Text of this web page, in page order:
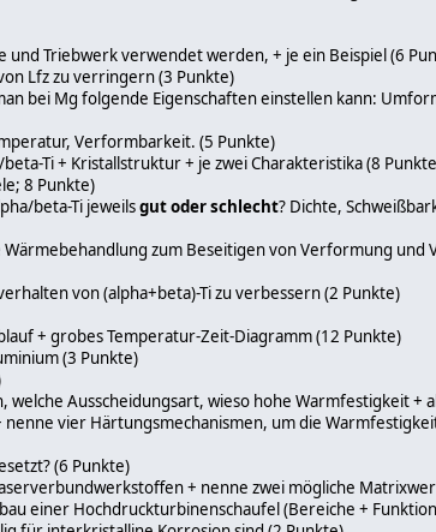
und Triebwerk verwendet werden, + je ein Beispiel (6
Lfz zu verringern (3 Punkte)
bei Mg folgende Eigenschaften einstellen kann:
Verformbarkeit. (5 Punkte)
Ti + Kristallstruktur + je zwei Charakteristika (8
8 Punkte)
beta-Ti jeweilsgut oder schlecht? Dichte,
zum Beseitigen von Verformung
von (alpha+beta)-Ti zu verbessern (2 Punkte)
+ grobes Temperatur-Zeit-Diagramm (12 Punkte)
(3 Punkte)
welche Ausscheidungsart, wieso hohe Warmfestigkeit +
vier Härtungsmechanismen, um die
(6 Punkte)
+ nenne zwei mögliche
einer Hochdruckturbinenschaufel (Bereiche +